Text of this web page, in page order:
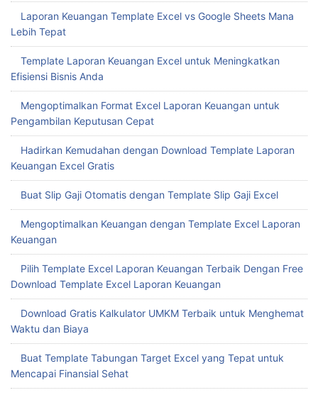
Laporan Keuangan Template Excel vs Google Sheets Mana
Lebih Tepat
Template Laporan Keuangan Excel untuk Meningkatkan
Efisiensi Bisnis Anda
Mengoptimalkan Format Excel Laporan Keuangan untuk
Pengambilan Keputusan Cepat
Hadirkan Kemudahan dengan Download Template Laporan
Keuangan Excel Gratis
Buat Slip Gaji Otomatis dengan Template Slip Gaji Excel
Mengoptimalkan Keuangan dengan Template Excel Laporan
Keuangan
Pilih Template Excel Laporan Keuangan Terbaik Dengan Free
Download Template Excel Laporan Keuangan
Download Gratis Kalkulator UMKM Terbaik untuk Menghemat
Waktu dan Biaya
Buat Template Tabungan Target Excel yang Tepat untuk
Mencapai Finansial Sehat